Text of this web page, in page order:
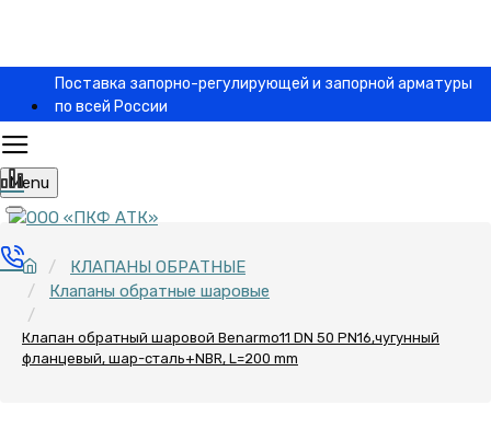
Поставка запорно-регулирующей и запорной арматуры
по всей России
Menu
КЛАПАНЫ ОБРАТНЫЕ
Клапаны обратные шаровые
Клапан обратный шаровой Benarmo11 DN 50 PN16,чугунный
фланцевый, шар-сталь+NBR, L=200 mm